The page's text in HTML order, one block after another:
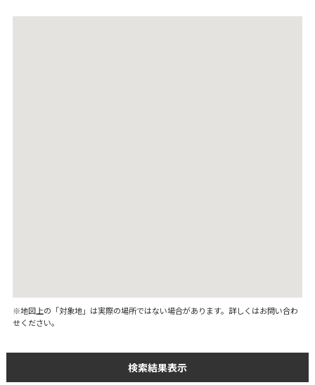
※地図上の「対象地」は実際の場所ではない場合があります。詳しくはお問い合わ
せください。
検索結果表示